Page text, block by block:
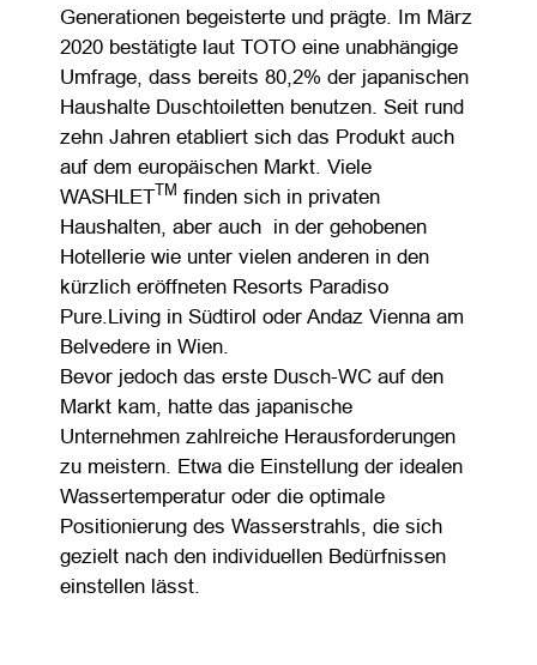
Generationen begeisterte und prägte. Im März
2020 bestätigte laut TOTO eine unabhängige
Umfrage, dass bereits 80,2% der japanischen
Haushalte Duschtoiletten benutzen. Seit rund
zehn Jahren etabliert sich das Produkt auch
auf dem europäischen Markt. Viele
WASHLETTM finden sich in privaten
Haushalten, aber auch in der gehobenen
Hotellerie wie unter vielen anderen in den
kürzlich eröffneten Resorts Paradiso
Pure.Living in Südtirol oder Andaz Vienna am
Belvedere in Wien.
Bevor jedoch das erste Dusch-WC auf den
Markt kam, hatte das japanische
Unternehmen zahlreiche Herausforderungen
zu meistern. Etwa die Einstellung der idealen
Wassertemperatur oder die optimale
Positionierung des Wasserstrahls, die sich
gezielt nach den individuellen Bedürfnissen
einstellen lässt.